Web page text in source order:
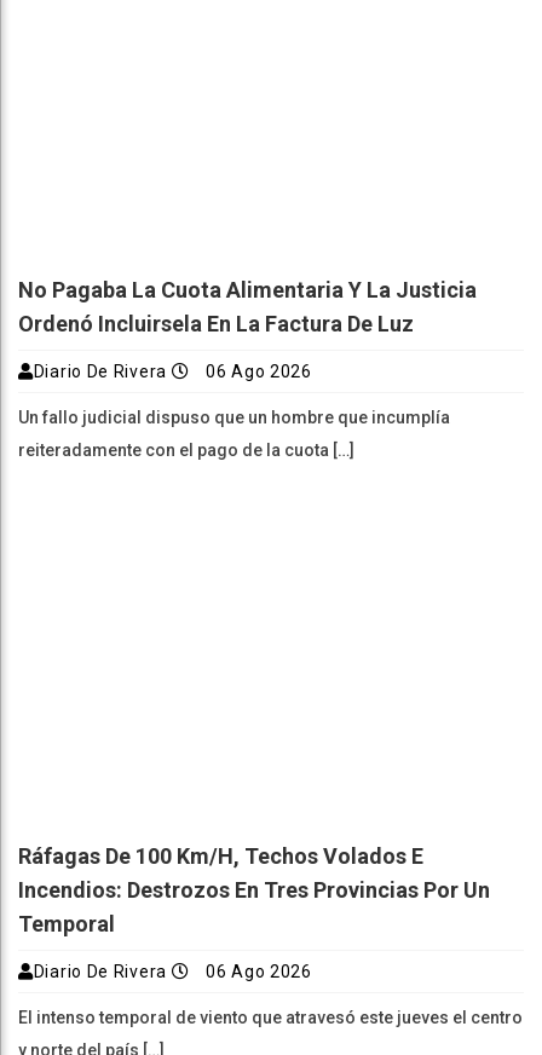
No Pagaba La Cuota Alimentaria Y La Justicia
Ordenó Incluirsela En La Factura De Luz
Diario De Rivera 06 Ago 2026
Un fallo judicial dispuso que un hombre que incumplía
reiteradamente con el pago de la cuota […]
Ráfagas De 100 Km/h, Techos Volados E
Incendios: Destrozos En Tres Provincias Por Un
Temporal
Diario De Rivera 06 Ago 2026
El intenso temporal de viento que atravesó este jueves el centro
y norte del país […]